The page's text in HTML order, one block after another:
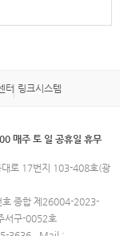
터 링크시스템
매주 토 일 공휴일 휴무
대로 17번지 103-408호(광
호 종합 제26004-2023-
서구-0052호